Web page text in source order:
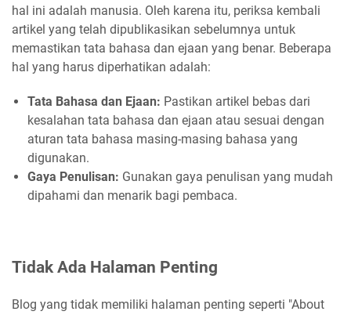
hal ini adalah manusia. Oleh karena itu, periksa kembali
artikel yang telah dipublikasikan sebelumnya untuk
memastikan tata bahasa dan ejaan yang benar. Beberapa
hal yang harus diperhatikan adalah:
Tata Bahasa dan Ejaan: Pastikan artikel bebas dari
kesalahan tata bahasa dan ejaan atau sesuai dengan
aturan tata bahasa masing-masing bahasa yang
digunakan.
Gaya Penulisan: Gunakan gaya penulisan yang mudah
dipahami dan menarik bagi pembaca.
Tidak Ada Halaman Penting
Blog yang tidak memiliki halaman penting seperti "About